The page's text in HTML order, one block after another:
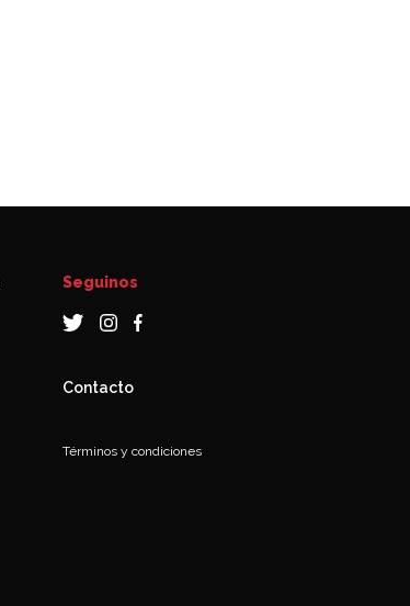
Seguinos
Contacto
Términos y condiciones